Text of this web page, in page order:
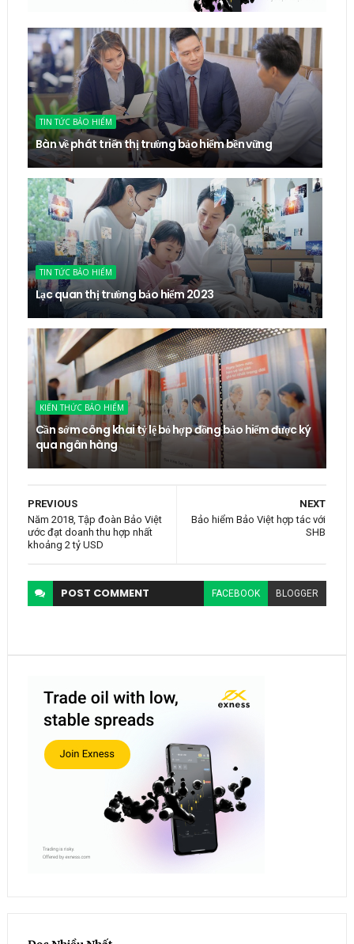
TIN TỨC BẢO HIỂM
Bàn về phát triển thị trường bảo hiểm bền vững
TIN TỨC BẢO HIỂM
Lạc quan thị trường bảo hiểm 2023
KIẾN THỨC BẢO HIỂM
Cần sớm công khai tỷ lệ bỏ hợp đồng bảo hiểm được ký
qua ngân hàng
NEXT
Bảo hiểm Bảo Việt hợp tác với
SHB
PREVIOUS
Năm 2018, Tập đoàn Bảo Việt
ước đạt doanh thu hợp nhất
khoảng 2 tỷ USD
POST COMMENT FACEBOOK BLOGGER